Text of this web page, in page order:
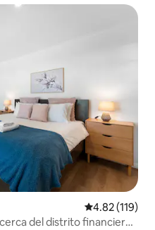
Calificación
4.82 (119)
del distrito financiero